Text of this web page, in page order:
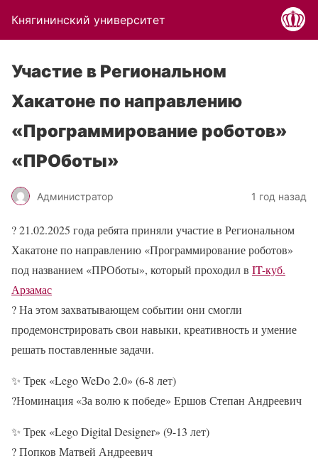
Княгининский университет
Участие в Региональном
Хакатоне по направлению
«Программирование роботов»
«ПРОботы»
Администратор 1 год назад
?21.02.2025 года ребята приняли участие в Региональном
Хакатоне по направлению «Программирование роботов»
под названием «ПРОботы», который проходил в IT-куб.
Арзамас
?На этом захватывающем событии они смогли
продемонстрировать свои навыки, креативность и умение
решать поставленные задачи.
✨ Трек «Lego WeDo 2.0» (6-8 лет)
?Номинация «За волю к победе» Ершов Степан Андреевич
✨ Трек «Lego Digital Designer» (9-13 лет)
?Попков Матвей Андреевич